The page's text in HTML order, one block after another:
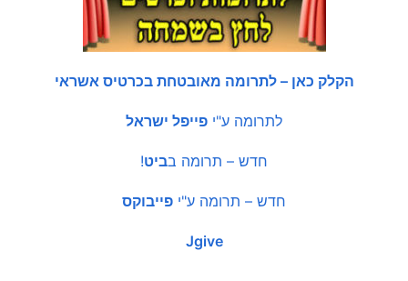
הקלק כאן – לתרומה מאובטחת בכרטיס אשראי
לתרומה ע"י פייפל ישראל
חדש – תרומה בביט!
חדש – תרומה ע"י פייבוקס
Jgive